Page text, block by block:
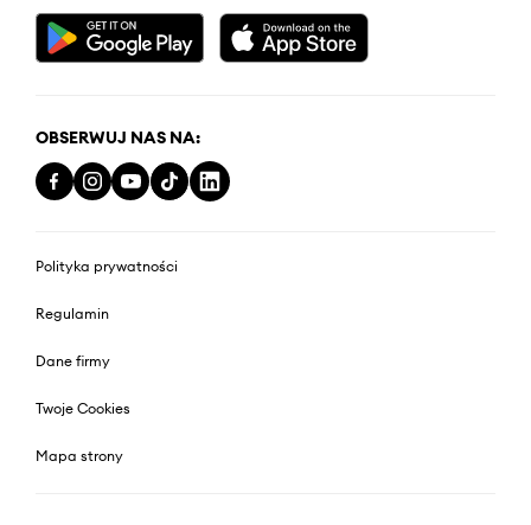
OBSERWUJ NAS NA:
Polityka prywatności
Regulamin
Dane firmy
Twoje Cookies
Mapa strony